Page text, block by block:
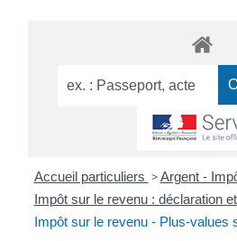
Accueil particuliers > Argent -
Impôt sur le revenu : déclaration
Impôt sur le revenu - Plus-values